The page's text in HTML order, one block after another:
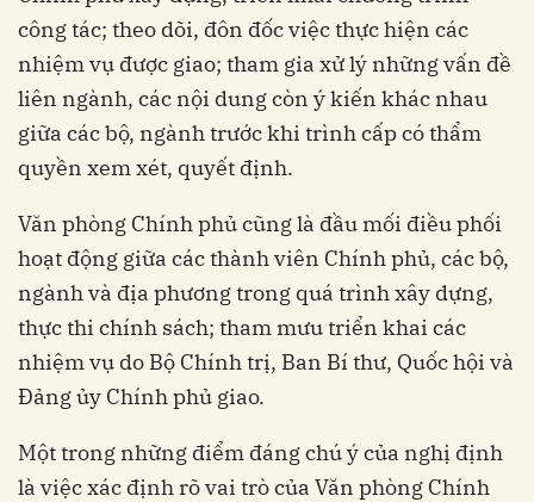
công tác; theo dõi, đôn đốc việc thực hiện các
nhiệm vụ được giao; tham gia xử lý những vấn đề
liên ngành, các nội dung còn ý kiến khác nhau
giữa các bộ, ngành trước khi trình cấp có thẩm
quyền xem xét, quyết định.
Văn phòng Chính phủ cũng là đầu mối điều phối
hoạt động giữa các thành viên Chính phủ, các bộ,
ngành và địa phương trong quá trình xây dựng,
thực thi chính sách; tham mưu triển khai các
nhiệm vụ do Bộ Chính trị, Ban Bí thư, Quốc hội và
Đảng ủy Chính phủ giao.
Một trong những điểm đáng chú ý của nghị định
là việc xác định rõ vai trò của Văn phòng Chính